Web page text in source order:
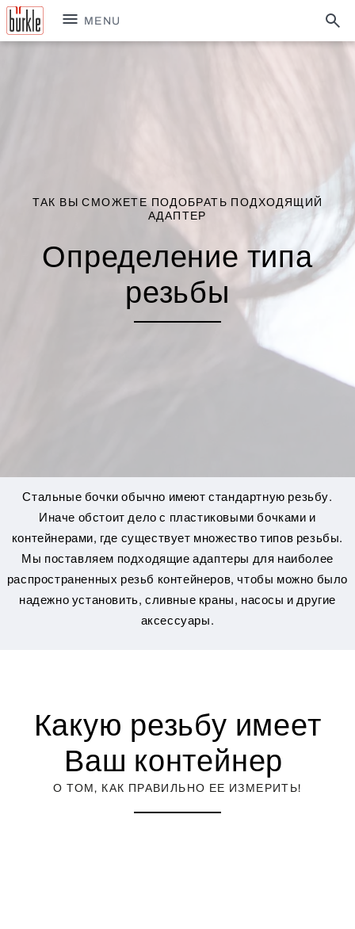
MENU
ТАК ВЫ СМОЖЕТЕ ПОДОБРАТЬ ПОДХОДЯЩИЙ
АДАПТЕР
Определение типа
резьбы
Стальные бочки обычно имеют стандартную резьбу.
Иначе обстоит дело с пластиковыми бочками и
контейнерами, где существует множество типов резьбы.
Мы поставляем подходящие адаптеры для наиболее
распространенных резьб контейнеров, чтобы можно было
надежно установить, сливные краны, насосы и другие
аксессуары.
Какую резьбу имеет
Ваш контейнер
О ТОМ, КАК ПРАВИЛЬНО ЕЕ ИЗМЕРИТЬ!